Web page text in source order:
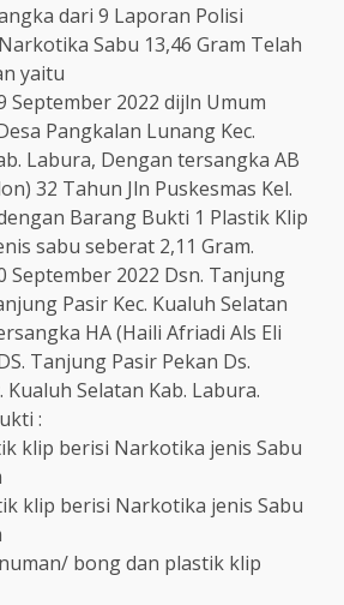
dari 9 Laporan Polisi
Sabu 13,46 Gram Telah
yaitu
September 2022 dijln Umum
Pangkalan Lunang Kec.
Labura, Dengan tersangka AB
32 Tahun Jln Puskesmas Kel.
Barang Bukti 1 Plastik Klip
sabu seberat 2,11 Gram.
September 2022 Dsn. Tanjung
Pasir Kec. Kualuh Selatan
HA (Haili Afriadi Als Eli
Tanjung Pasir Pekan Ds.
Kualuh Selatan Kab. Labura.
:
klip berisi Narkotika jenis Sabu
klip berisi Narkotika jenis Sabu
bong dan plastik klip